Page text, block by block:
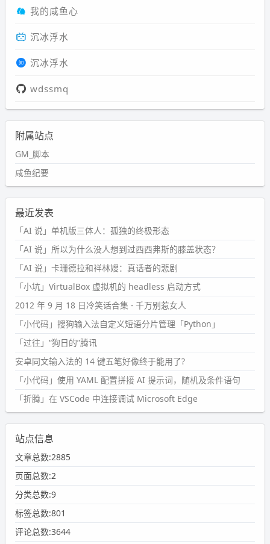
我的咸鱼心
沉冰浮水
沉冰浮水
wdssmq
附属站点
GM_脚本
咸鱼纪要
最近发表
「AI 说」单机版三体人：孤独的终极形态
「AI 说」所以为什么没人想到过西西弗斯的膝盖状态？
「AI 说」卡珊德拉和祥林嫂：真话者的悲剧
「小坑」VirtualBox 虚拟机的 headless 启动方式
2012 年 9 月 18 日冷笑话合集 - 千万别惹女人
「小代码」搜狗输入法自定义短语分片管理「Python」
「过往」“狗日的”腾讯
安卓同文输入法的 14 键五笔好像终于能用了?
「小代码」使用 YAML 配置拼接 AI 提示词，随机及条件语句
「折腾」在 VSCode 中连接调试 Microsoft Edge
站点信息
文章总数:2885
页面总数:2
分类总数:9
标签总数:801
评论总数:3644